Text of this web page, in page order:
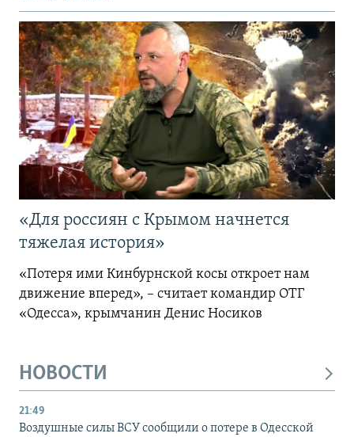
«Для россиян с Крымом начнется
тяжелая история»
«Потеря ими Кинбурнской косы откроет нам
движение вперед», – считает командир ОТГ
«Одесса», крымчанин Денис Носиков
НОВОСТИ
21:49
Воздушные силы ВСУ сообщили о потере в Одесской